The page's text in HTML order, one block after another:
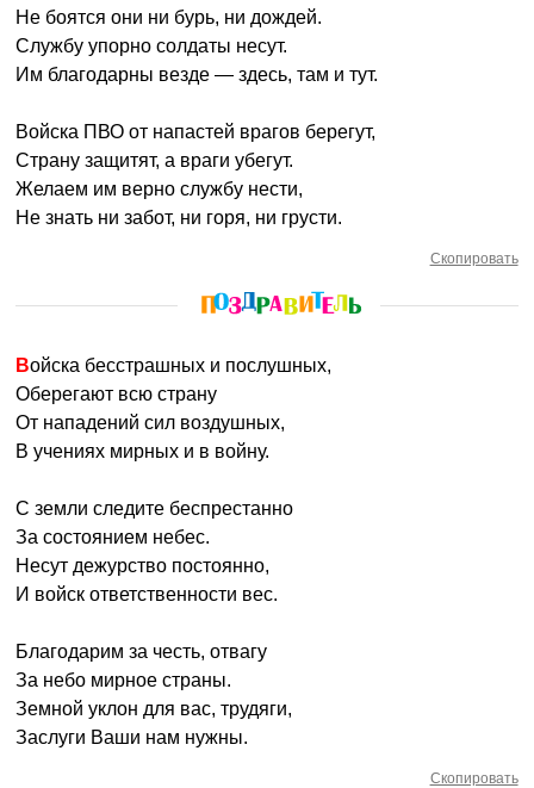
Не боятся они ни бурь, ни дождей.
Службу упорно солдаты несут.
Им благодарны везде — здесь, там и тут.
Войска ПВО от напастей врагов берегут,
Страну защитят, а враги убегут.
Желаем им верно службу нести,
Не знать ни забот, ни горя, ни грусти.
Скопировать
Войска бесстрашных и послушных,
Оберегают всю страну
От нападений сил воздушных,
В учениях мирных и в войну.
С земли следите беспрестанно
За состоянием небес.
Несут дежурство постоянно,
И войск ответственности вес.
Благодарим за честь, отвагу
За небо мирное страны.
Земной уклон для вас, трудяги,
Заслуги Ваши нам нужны.
Скопировать